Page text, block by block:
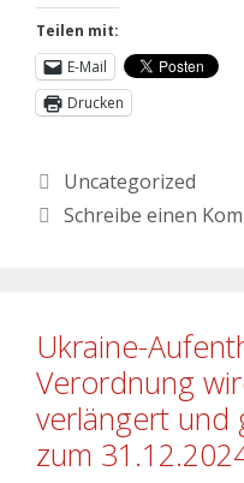
Teilen mit:
E-Mail
Drucken
Uncategorized
Schreibe einen
Ukraine-
Verordnung
verlängert und
zum